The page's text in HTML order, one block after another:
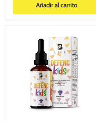
Añadir al carrito